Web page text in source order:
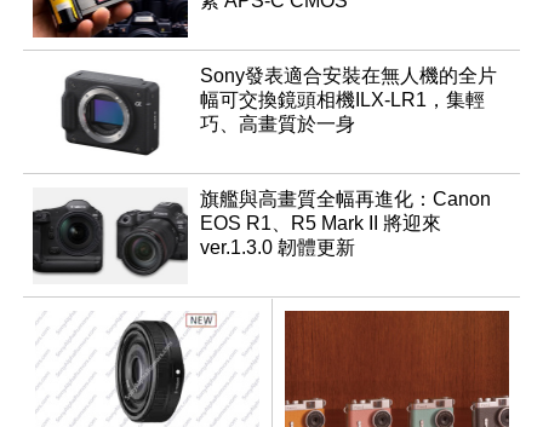
Sony發表適合安裝在無人機的全片
幅可交換鏡頭相機ILX-LR1，集輕
巧、高畫質於一身
旗艦與高畫質全幅再進化：Canon
EOS R1、R5 Mark II 將迎來
ver.1.3.0 韌體更新